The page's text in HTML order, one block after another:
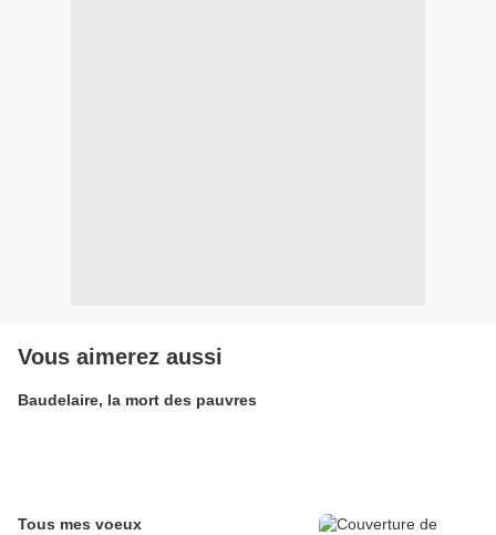
Vous aimerez aussi
Baudelaire, la mort des pauvres
Tous mes voeux